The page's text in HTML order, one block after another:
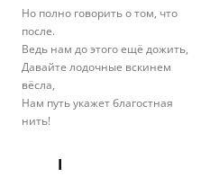
Но полно говорить о том, что
после.
Ведь нам до этого ещё дожить,
Давайте лодочные вскинем
вёсла,
Нам путь укажет благостная
нить!
I